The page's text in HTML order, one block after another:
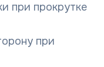
при прокрутке
при